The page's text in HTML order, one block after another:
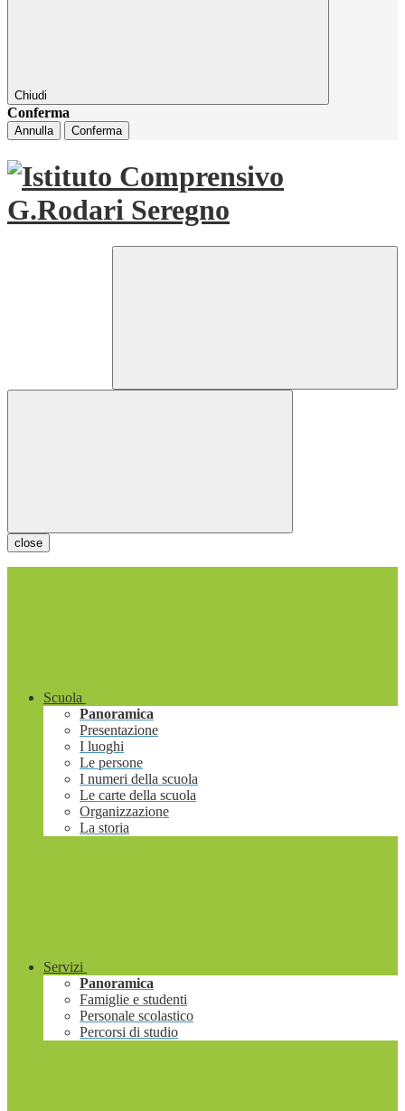
Chiudi
Conferma
Annulla Conferma
close
Scuola
Panoramica
Presentazione
I luoghi
Le persone
I numeri della scuola
Le carte della scuola
Organizzazione
La storia
Servizi
Panoramica
Famiglie e studenti
Personale scolastico
Percorsi di studio